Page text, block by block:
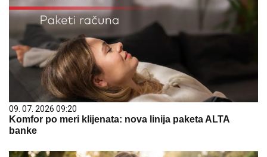
09. 07. 2026 09:20
Komfor po meri klijenata: nova linija paketa ALTA
banke